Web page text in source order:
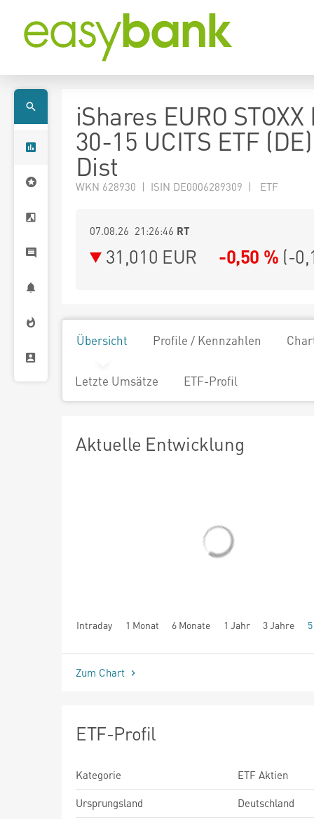
iShares EURO
30-15 UCITS ETF
Dist
WKN 628930 | ISIN DE0006289309 | ETF
07.08.26 21:26:46 RT
31,010 EUR -0,50 % (-
Übersicht Profile / Kennzahlen
Letzte Umsätze ETF-Profil
Aktuelle Entwicklung
Intraday 1 Monat 6 Monate 1 Jahr 3 Jahre
seit Beginn
Zum Chart
ETF-Profil
Kategorie
ETF Aktien
Ursprungsland
Deutschland